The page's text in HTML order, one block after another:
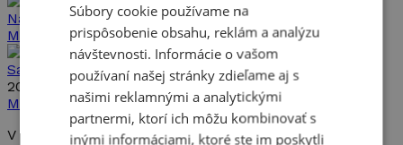
Náučné knihy- Budujeme zdravé vzťahy
Mojkáči 1 - Kúzelné dobrodružstvo (Mojkáči)
Sabine Städing
2026
MATYS
V tomto dobrodružnom príbehu sa šesť plyšiakov
Súbory cookie používame na
prispôsobenie obsahu, reklám a analýzu
návštevnosti. Informácie o vašom
používaní našej stránky zdieľame aj s
našimi reklamnými a analytickými
partnermi, ktorí ich môžu kombinovať s
inými informáciami, ktoré ste im poskytli